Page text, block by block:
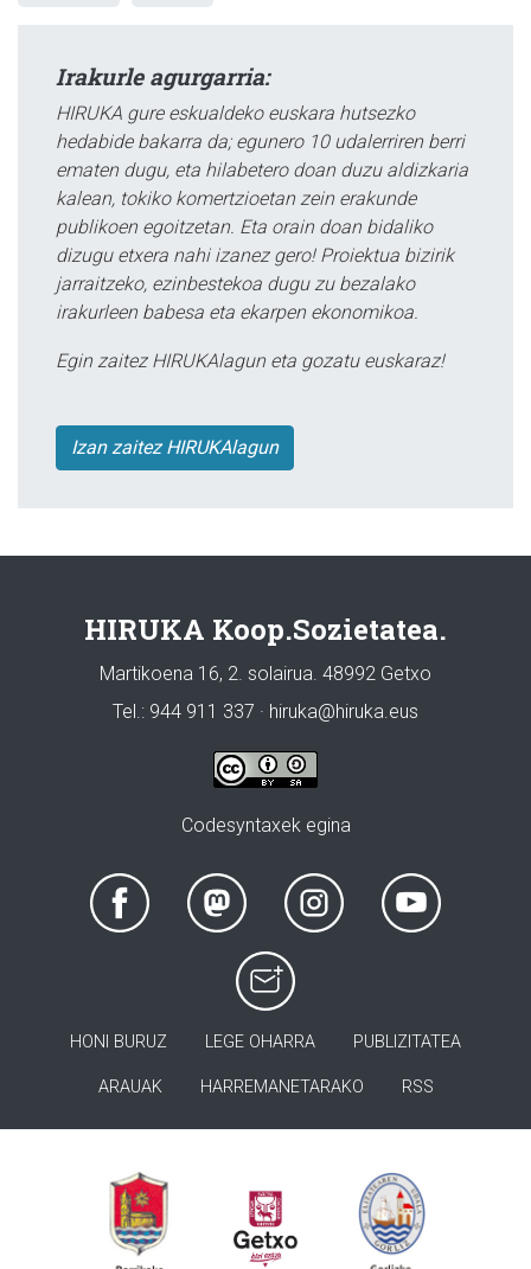
Irakurle agurgarria:
HIRUKA gure eskualdeko euskara hutsezko
hedabide bakarra da; egunero 10 udalerriren berri
ematen dugu, eta hilabetero doan duzu aldizkaria
kalean, tokiko komertzioetan zein erakunde
publikoen egoitzetan. Eta orain doan bidaliko
dizugu etxera nahi izanez gero! Proiektua bizirik
jarraitzeko, ezinbestekoa dugu zu bezalako
irakurleen babesa eta ekarpen ekonomikoa.
Egin zaitez HIRUKAlagun eta gozatu euskaraz!
Izan zaitez HIRUKAlagun
HIRUKA Koop.Sozietatea.
Martikoena 16, 2. solairua. 48992 Getxo
Tel.: 944 911 337 · hiruka@hiruka.eus
Codesyntaxek egina
HONI BURUZ LEGE OHARRA PUBLIZITATEA
ARAUAK HARREMANETARAKO RSS